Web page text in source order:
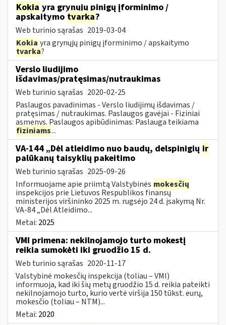
Kokia yra grynųjų pinigų įforminimo /
apskaitymo tvarka?
Web turinio sąrašas 2019-03-04
Kokia yra grynųjų pinigų įforminimo / apskaitymo
tvarka?
Verslo liudijimo
išdavimas/pratęsimas/nutraukimas
Web turinio sąrašas 2020-02-25
Paslaugos pavadinimas - Verslo liudijimų išdavimas /
pratęsimas / nutraukimas. Paslaugos gavėjai - Fiziniai
asmenys. Paslaugos apibūdinimas: Paslauga teikiama
fiziniams...
VA-144 „Dėl atleidimo nuo baudų, delspinigių ir
palūkanų taisyklių pakeitimo
Web turinio sąrašas 2025-09-26
Informuojame apie priimtą Valstybinės mokesčių
inspekcijos prie Lietuvos Respublikos finansų
ministerijos viršininko 2025 m. rugsėjo 24 d. įsakymą Nr.
VA-84 „Dėl Atleidimo...
Metai: 2025
VMI primena: nekilnojamojo turto mokestį
reikia sumokėti iki gruodžio 15 d.
Web turinio sąrašas 2020-11-17
Valstybinė mokesčių inspekcija (toliau – VMI)
informuoja, kad iki šių metų gruodžio 15 d. reikia pateikti
nekilnojamojo turto, kurio vertė viršija 150 tūkst. eurų,
mokesčio (toliau – NTM)...
Metai: 2020